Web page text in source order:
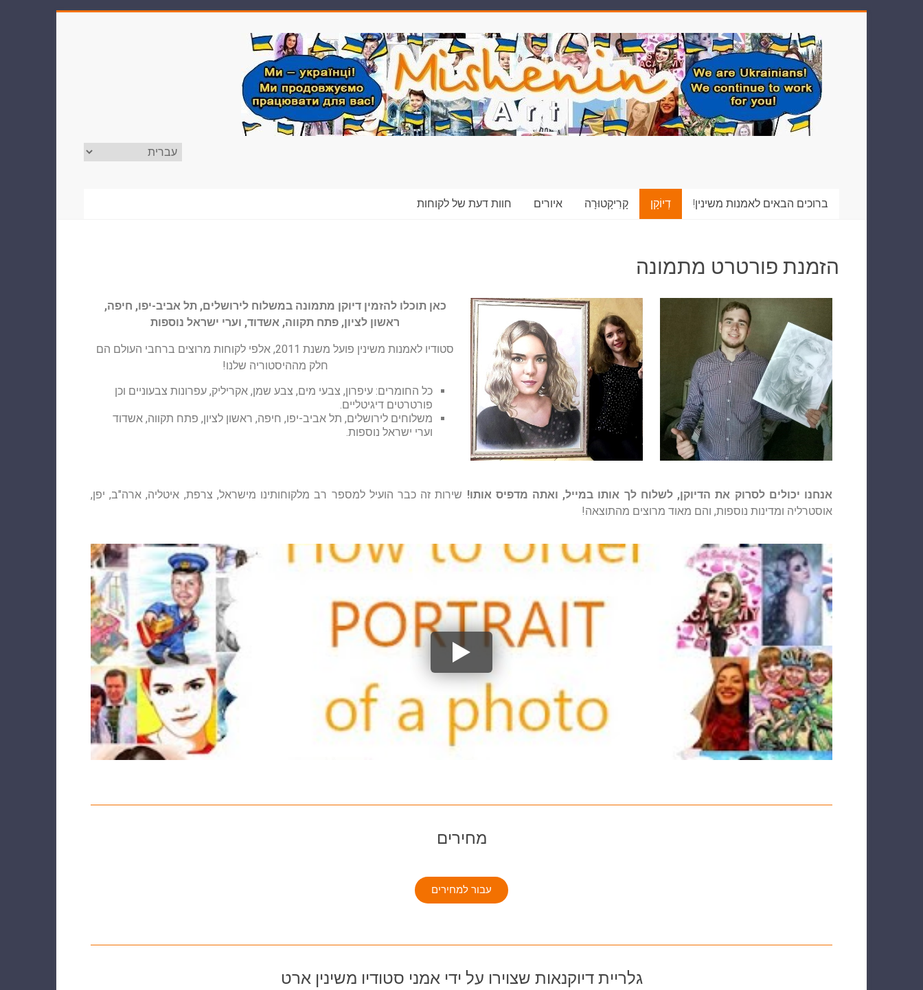
ברוכים הבאים לאמנות משינין! דְיוֹקָן קָרִיקָטוּרָה איורים חוות דעת של לקוחות
הזמנת פורטרט מתמונה
כאן תוכלו להזמין דיוקן מתמונה במשלוח לירושלים, תל אביב-יפו, חיפה,
ראשון לציון, פתח תקווה, אשדוד, וערי ישראל נוספות
סטודיו לאמנות משינין פועל משנת 2011, אלפי לקוחות מרוצים ברחבי העולם הם
חלק מההיסטוריה שלנו!
כל החומרים: עיפרון, צבעי מים, צבע שמן, אקריליק, עפרונות צבעוניים וכן
פורטרטים דיגיטליים.
משלוחים לירושלים, תל אביב-יפו, חיפה, ראשון לציון, פתח תקווה, אשדוד
וערי ישראל נוספות.
אנחנו יכולים לסרוק את הדיוקן, לשלוח לך אותו במייל, ואתה מדפיס אותו! שירות זה כבר הועיל למספר רב מלקוחותינו מישראל, צרפת, איטליה, ארה"ב, יפן,
אוסטרליה ומדינות נוספות, והם מאוד מרוצים מהתוצאה!
מחירים
עבור למחירים
גלריית דיוקנאות שצוירו על ידי אמני סטודיו משינין ארט